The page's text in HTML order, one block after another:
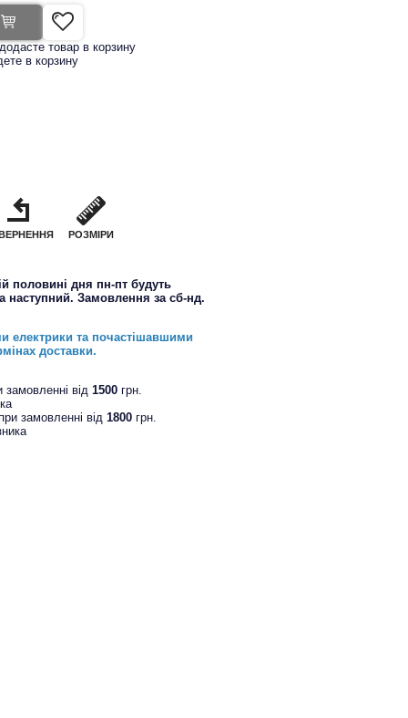
товар в корзину
в корзину
РОЗМІРИ
половині дня пн-пт будуть
наступний. Замовлення за сб-нд.
електрики та почастішавшими
доставки.
замовленні від1500 грн.
замовленні від1800 грн.